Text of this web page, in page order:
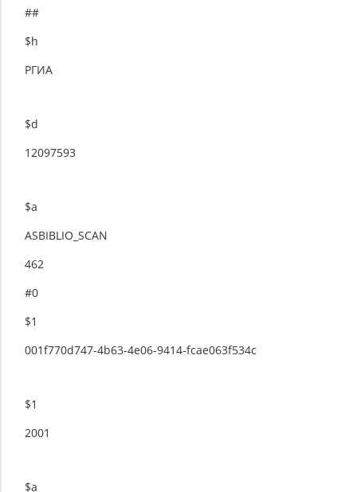
##
$h
РГИА
$d
12097593
$a
ASBIBLIO_SCAN
462
#0
$1
001f770d747-4b63-4e06-9414-fcae063f534c
$1
2001
$a